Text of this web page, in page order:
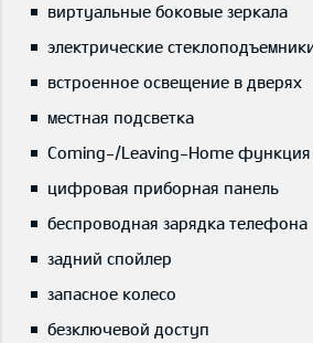
виртуальные боковые зеркала
электрические
встроенное освещение в дверях
местная подсветка
Coming-/Leaving-Home функция
цифровая приборная панель
беспроводная зарядка телефона
задний спойлер
запасное колесо
безключевой доступ